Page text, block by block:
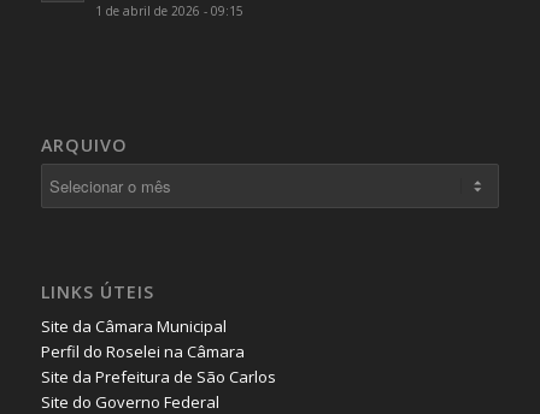
1 de abril de 2026 - 09:15
ARQUIVO
LINKS ÚTEIS
Site da Câmara Municipal
Perfil do Roselei na Câmara
Site da Prefeitura de São Carlos
Site do Governo Federal